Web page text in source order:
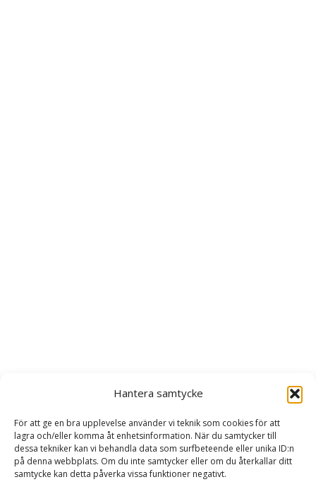
Hantera samtycke
För att ge en bra upplevelse använder vi teknik som cookies för att
lagra och/eller komma åt enhetsinformation. När du samtycker till
dessa tekniker kan vi behandla data som surfbeteende eller unika ID:n
på denna webbplats. Om du inte samtycker eller om du återkallar ditt
samtycke kan detta påverka vissa funktioner negativt.